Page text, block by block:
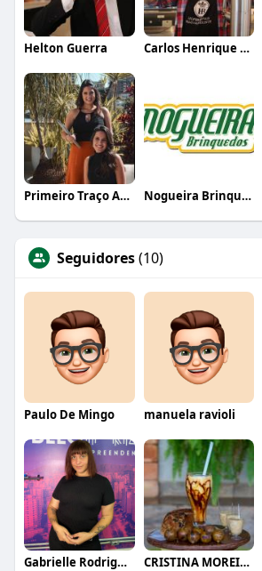
Helton Guerra Carlos Henrique de Faria Vasconcelos
Primeiro Traço Arquitetura Nogueira Brinquedos
Seguidores(10)
Paulo De Mingo manuela ravioli
Gabrielle Rodrigues CRISTINA MOREIRA